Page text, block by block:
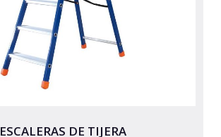
ESCALERAS DE TIJERA